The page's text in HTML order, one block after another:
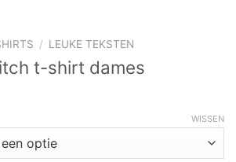
/ LEUKE TEKSTEN
t-shirt dames
WISSEN